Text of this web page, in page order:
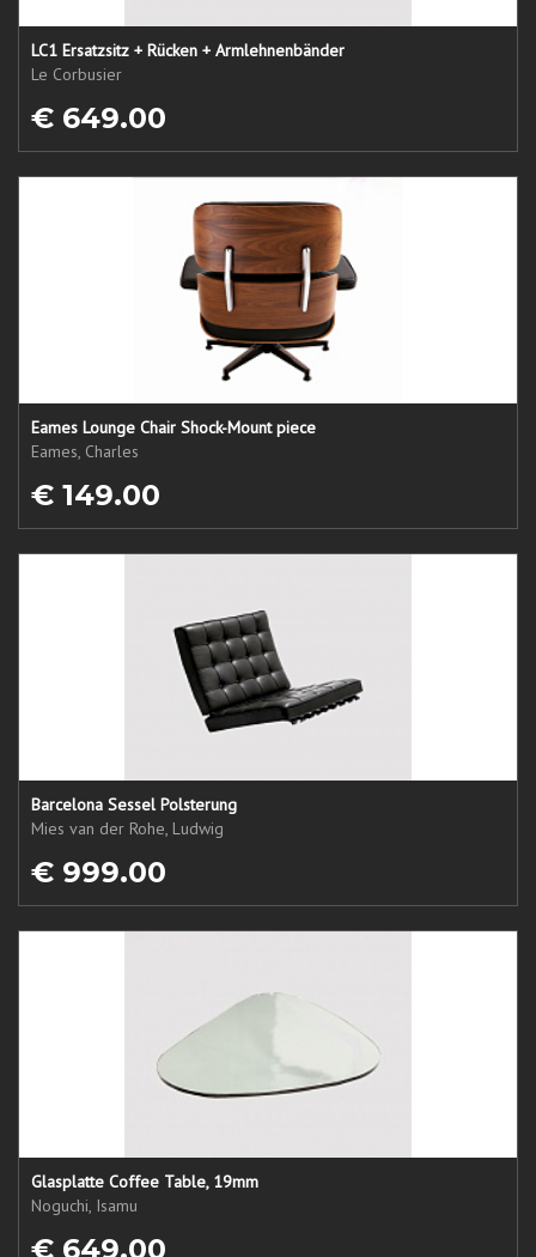
LC1 Ersatzsitz + Rücken + Armlehnenbänder
Le Corbusier
€ 649.00
Eames Lounge Chair Shock-Mount piece
Eames, Charles
€ 149.00
Barcelona Sessel Polsterung
Mies van der Rohe, Ludwig
€ 999.00
Glasplatte Coffee Table, 19mm
Noguchi, Isamu
€ 649.00